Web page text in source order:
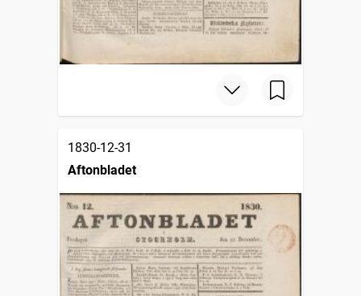
1830-12-31
Aftonbladet